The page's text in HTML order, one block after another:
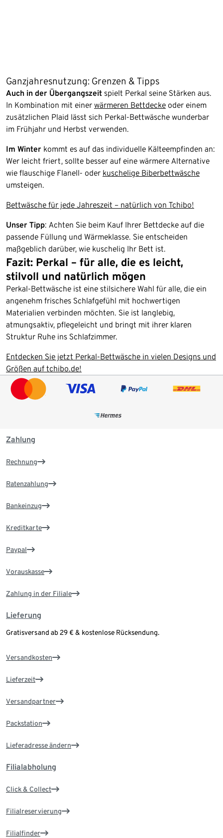
Ganzjahresnutzung: Grenzen & Tipps
Auch in der Übergangszeit spielt Perkal seine Stärken aus.
In Kombination mit einer wärmeren Bettdecke oder einem
zusätzlichen Plaid lässt sich Perkal-Bettwäsche wunderbar
im Frühjahr und Herbst verwenden.
Im Winter kommt es auf das individuelle Kälteempfinden an:
Wer leicht friert, sollte besser auf eine wärmere Alternative
wie flauschige Flanell- oder kuschelige Biberbettwäsche
umsteigen.
Bettwäsche für jede Jahreszeit – natürlich von Tchibo!
Unser Tipp: Achten Sie beim Kauf Ihrer Bettdecke auf die
passende Füllung und Wärmeklasse. Sie entscheiden
maßgeblich darüber, wie kuschelig Ihr Bett ist.
Fazit: Perkal – für alle, die es leicht,
stilvoll und natürlich mögen
Perkal-Bettwäsche ist eine stilsichere Wahl für alle, die ein
angenehm frisches Schlafgefühl mit hochwertigen
Materialien verbinden möchten. Sie ist langlebig,
atmungsaktiv, pflegeleicht und bringt mit ihrer klaren
Struktur Ruhe ins Schlafzimmer.
Entdecken Sie jetzt Perkal-Bettwäsche in vielen Designs und
Größen auf tchibo.de!
Zahlung
Rechnung
Ratenzahlung
Bankeinzug
Kreditkarte
Paypal
Vorauskasse
Zahlung in der Filiale
Lieferung
Gratisversand ab 29 € & kostenlose Rücksendung.
Versandkosten
Lieferzeit
Versandpartner
Packstation
Lieferadresse ändern
Filialabholung
Click & Collect
Filialreservierung
Filialfinder